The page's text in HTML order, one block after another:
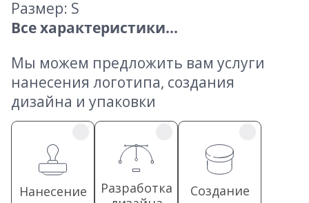
Размер: S
Все характеристики...
Мы можем предложить вам услуги
нанесения логотипа, создания
дизайна и упаковки
Нанесение
Разработка
Создание